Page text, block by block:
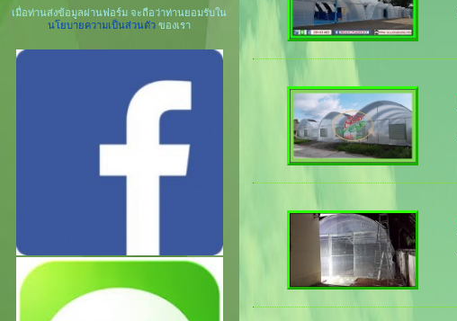
เมื่อท่านส่งข้อมูลผ่านฟอร์ม จะถือว่าท่านยอมรับใน
นโยบายความเป็นส่วนตัวของเรา